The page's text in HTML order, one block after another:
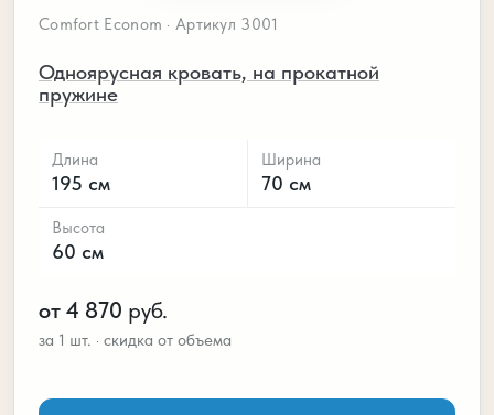
Comfort Econom · Артикул 3001
Одноярусная кровать, на прокатной
пружине
Длина
195 см
Ширина
70 см
Высота
60 см
от 4 870 руб.